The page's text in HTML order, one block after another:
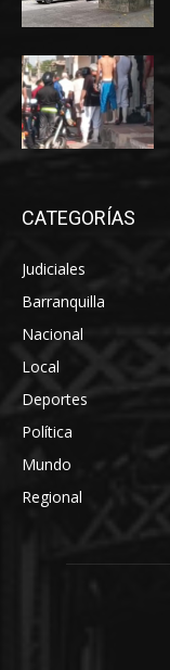
CATEGORÍAS
Judiciales
Barranquilla
Nacional
Local
Deportes
Política
Mundo
Regional